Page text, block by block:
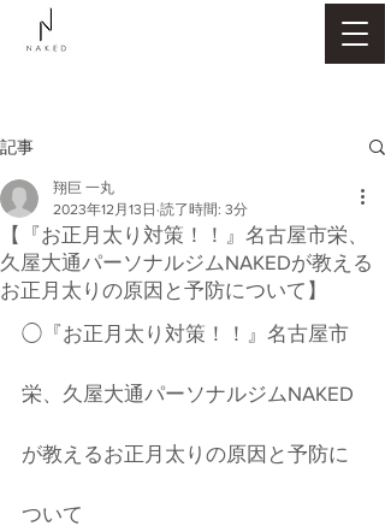
記事
【『お正月太り対策！！』名古屋市栄、
久屋大通パーソナルジムNAKEDが教える
お正月太りの原因と予防について】
翔巨 一丸
2023年12月13日 読了時間: 3分
◯『お正月太り対策！！』名古屋市
栄、久屋大通パーソナルジムNAKED
が教えるお正月太りの原因と予防に
ついて